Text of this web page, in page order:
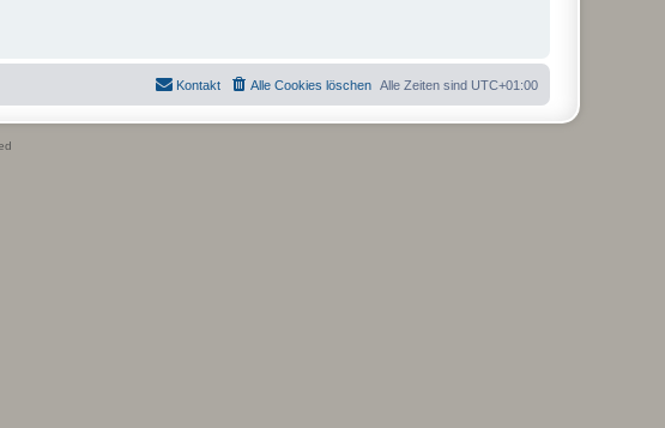
Alle Zeiten sind UTC+01:00
Alle Cookies löschen
Kontakt